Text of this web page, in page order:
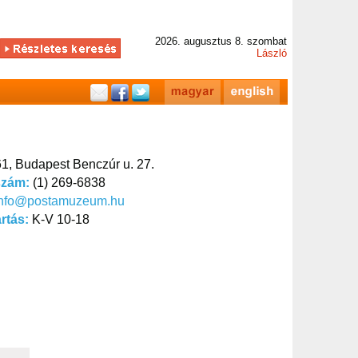
2026. augusztus 8. szombat
László
Budapest Benczúr u. 27.
(1) 269-6838
K-V 10-18